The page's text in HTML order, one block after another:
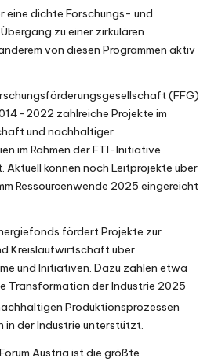
eine dichte Forschungs- und
zu einer zirkulären
von diesen Programmen aktiv
(FFG)
zahlreiche Projekte im
und nachhaltiger
im Rahmen der FTI-Initiative
. Aktuell können noch Leitprojekte über
Ressourcenwende 2025 eingereicht
fördert Projekte zur
Kreislaufwirtschaft über
und Initiativen. Dazu zählen etwa
Transformation der Industrie 2025
Produktionsprozessen
in der Industrie unterstützt.
Austria ist die größte